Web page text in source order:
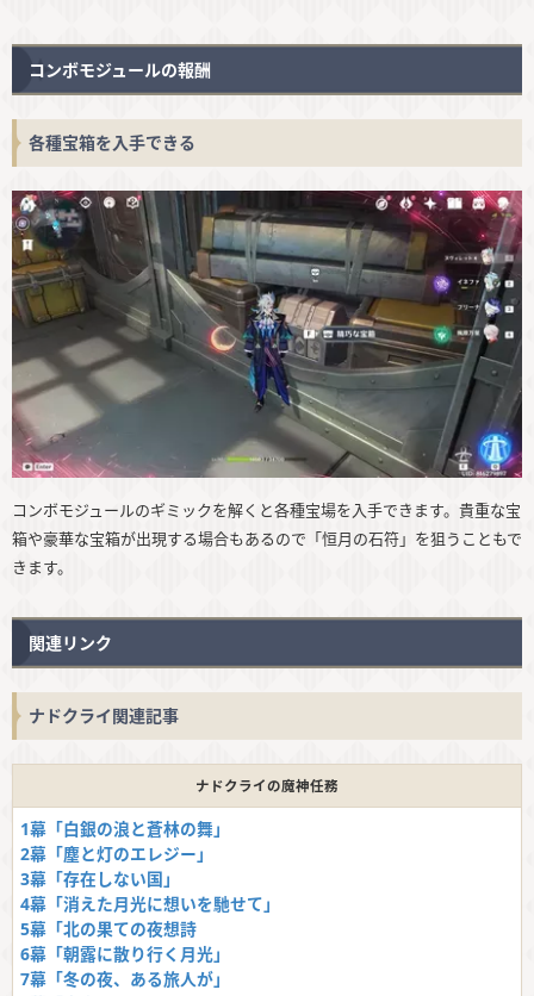
コンボモジュールの報酬
各種宝箱を入手できる
コンボモジュールのギミックを解くと各種宝場を入手できます。貴重な宝
箱や豪華な宝箱が出現する場合もあるので「恒月の石符」を狙うこともで
きます。
関連リンク
ナドクライ関連記事
ナドクライの魔神任務
1幕「白銀の浪と蒼林の舞」
2幕「塵と灯のエレジー」
3幕「存在しない国」
4幕「消えた月光に想いを馳せて」
5幕「北の果ての夜想詩
6幕「朝露に散り行く月光」
7幕「冬の夜、ある旅人が」